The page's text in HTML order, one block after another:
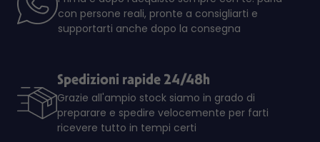
con persone reali, pronte a consigliarti e
supportarti anche dopo la consegna
Spedizioni rapide 24/48h
Grazie all'ampio stock siamo in grado di
preparare e spedire velocemente per farti
ricevere tutto in tempi certi